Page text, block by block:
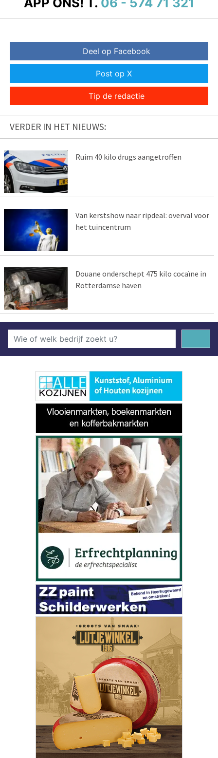
Deel op Facebook
Post op X
Tip de redactie
VERDER IN HET NIEUWS:
Ruim 40 kilo drugs aangetroffen
Van kerstshow naar ripdeal: overval voor
het tuincentrum
Douane onderschept 475 kilo cocaïne in
Rotterdamse haven